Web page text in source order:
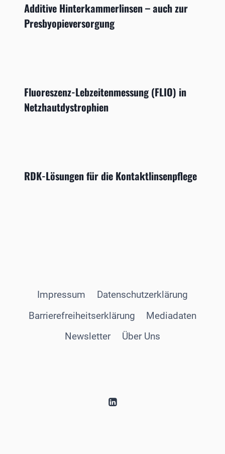
Additive Hinterkammerlinsen – auch zur
Presbyopieversorgung
Fluoreszenz-Lebzeitenmessung (FLIO) in
Netzhautdystrophien
RDK-Lösungen für die Kontaktlinsenpflege
Impressum
Datenschutzerklärung
Barrierefreiheitserklärung
Mediadaten
Newsletter
Über Uns